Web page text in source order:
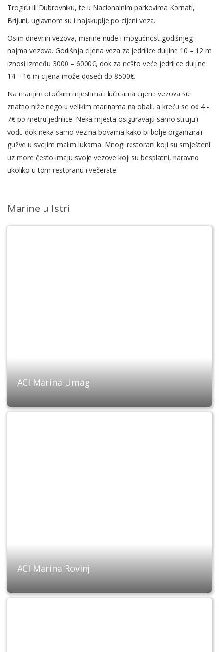
Trogiru ili Dubrovniku, te u Nacionalnim parkovima Kornati,
Brijuni, uglavnom su i najskuplje po cijeni veza.
Osim dnevnih vezova, marine nude i mogućnost godišnjeg
najma vezova. Godišnja cijena veza za jedrilice duljine 10 – 12 m
iznosi između 3000 – 6000€, dok za nešto veće jedrilice duljine
14 – 16 m cijena može doseći do 8500€.
Na manjim otočkim mjestima i lučicama cijene vezova su
znatno niže nego u velikim marinama na obali, a kreću se od 4 -
7€ po metru jedrilice. Neka mjesta osiguravaju samo struju i
vodu dok neka samo vez na bovama kako bi bolje organizirali
gužve u svojim malim lukama. Mnogi restorani koji su smješteni
uz more često imaju svoje vezove koji su besplatni, naravno
ukoliko u tom restoranu i večerate.
Marine u Istri
ACI Marina Umag
ACI Marina Rovinj